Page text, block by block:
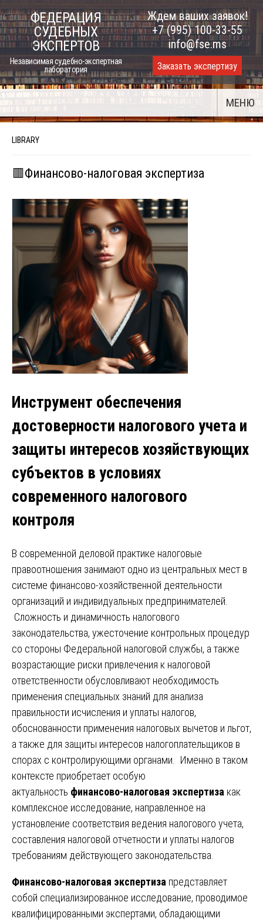
Skip
to
content
ФЕДЕРАЦИЯ
СУДЕБНЫХ
ЭКСПЕРТОВ
Независимая судебно-экспертная
лаборатория
Ждем ваших заявок!
+7 (995) 100-33-55
info@fse.ms
Заказать экспертизу
МЕНЮ
LIBRARY
🟥Финансово-налоговая экспертиза
Инструмент обеспечения
достоверности налогового учета и
защиты интересов хозяйствующих
субъектов в условиях
современного налогового
контроля
В современной деловой практике налоговые
правоотношения занимают одно из центральных мест в
системе финансово-хозяйственной деятельности
организаций и индивидуальных предпринимателей.
Сложность и динамичность налогового
законодательства, ужесточение контрольных процедур
со стороны Федеральной налоговой службы, а также
возрастающие риски привлечения к налоговой
ответственности обусловливают необходимость
применения специальных знаний для анализа
правильности исчисления и уплаты налогов,
обоснованности применения налоговых вычетов и льгот,
а также для защиты интересов налогоплательщиков в
спорах с контролирующими органами. Именно в таком
контексте приобретает особую
актуальность финансово-налоговая экспертиза как
комплексное исследование, направленное на
установление соответствия ведения налогового учета,
составления налоговой отчетности и уплаты налогов
требованиям действующего законодательства.
Финансово-налоговая экспертиза представляет
собой специализированное исследование, проводимое
квалифицированными экспертами, обладающими